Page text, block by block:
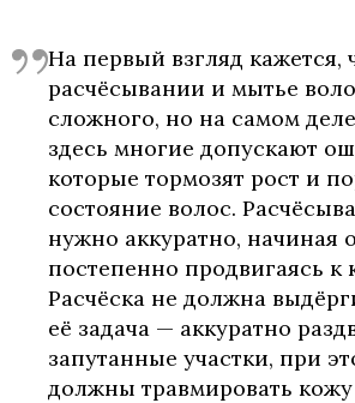
На первый взгляд кажется,
расчёсывании и мытье
сложного, но на самом
здесь многие допускают
которые тормозят рост и
состояние волос.
нужно аккуратно, начиная
постепенно продвигаясь к
Расчёска не должна
её задача — аккуратно
запутанные участки, при
должны травмировать